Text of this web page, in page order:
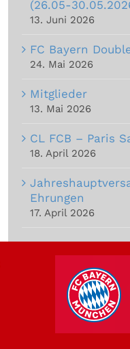
(26.05-
13. Juni 2026
FC Bayern
24. Mai 2026
Mitglieder
13. Mai 2026
CL FCB – Paris
18. April 2026
Ehrungen
17. April 2026